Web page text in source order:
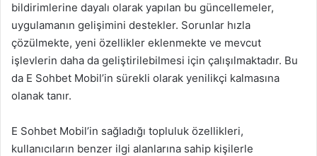
bildirimlerine dayalı olarak yapılan bu güncellemeler,
uygulamanın gelişimini destekler. Sorunlar hızla
çözülmekte, yeni özellikler eklenmekte ve mevcut
işlevlerin daha da geliştirilebilmesi için çalışılmaktadır. Bu
da E Sohbet Mobil’in sürekli olarak yenilikçi kalmasına
olanak tanır.
E Sohbet Mobil’in sağladığı topluluk özellikleri,
kullanıcıların benzer ilgi alanlarına sahip kişilerle